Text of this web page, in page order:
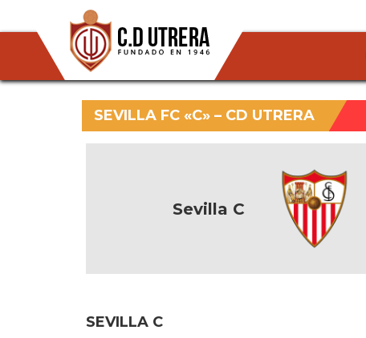
SEVILLA FC «C» – CD UTRERA
Sevilla C
SEVILLA C